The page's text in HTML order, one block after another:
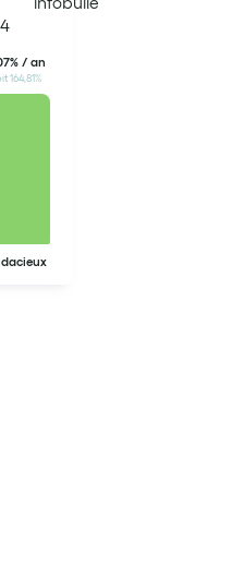
/ an
164,81%